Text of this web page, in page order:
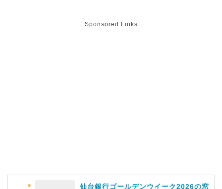
台・出店は?混雑情報も!
大河原桜まつり(千本桜)2026の屋台の
出店情報!混雑や渋滞も調査!
Sponsored Links
仙台銀行ゴールデンウイーク2026の窓